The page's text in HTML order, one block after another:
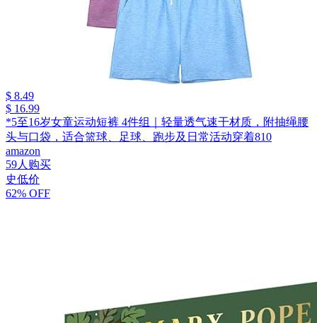
$ 8.49
$ 16.99
*5至16岁女童运动短裤 4件组｜轻量透气速干材质，附抽绳腰
头与口袋，适合篮球、足球、跑步及日常活动穿着810
amazon
59人购买
史低价
62% OFF